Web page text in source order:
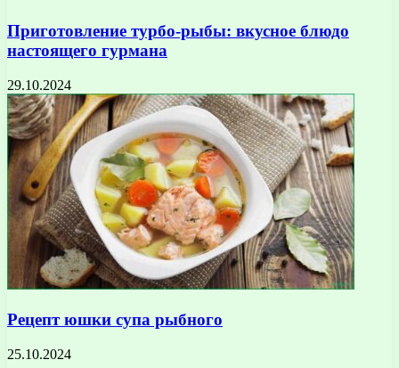
Приготовление турбо-рыбы: вкусное блюдо
настоящего гурмана
29.10.2024
Рецепт юшки супа рыбного
25.10.2024